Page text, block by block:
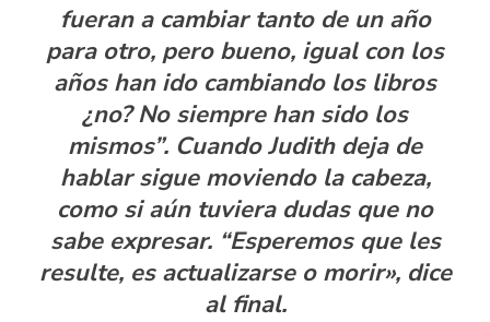
fueran a cambiar tanto de un año
para otro, pero bueno, igual con los
años han ido cambiando los libros
¿no? No siempre han sido los
mismos”. Cuando Judith deja de
hablar sigue moviendo la cabeza,
como si aún tuviera dudas que no
sabe expresar. “Esperemos que les
resulte, es actualizarse o morir», dice
al final.